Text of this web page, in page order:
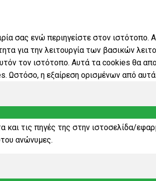
σας ενώ περιηγείστε στον
για την λειτουργία των βασικών
τον ιστότοπο. Αυτά τα cookies θα
Ωστόσο, η εξαίρεση ορισμένων από
τις πηγές της στην ιστοσελίδα/
ανώνυμες.